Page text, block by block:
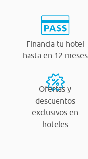
Financia tu hotel
hasta en 12 meses
Ofertas y
descuentos
exclusivos en
hoteles